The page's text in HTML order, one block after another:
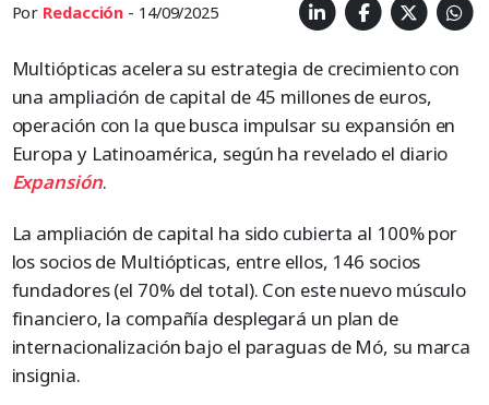
Por Redacción - 14/09/2025
Multiópticas acelera su estrategia de crecimiento con
una ampliación de capital de 45 millones de euros,
operación con la que busca impulsar su expansión en
Europa y Latinoamérica, según ha revelado el diario
Expansión.
La ampliación de capital ha sido cubierta al 100% por
los socios de Multiópticas, entre ellos, 146 socios
fundadores (el 70% del total). Con este nuevo músculo
financiero, la compañía desplegará un plan de
internacionalización bajo el paraguas de Mó, su marca
insignia.